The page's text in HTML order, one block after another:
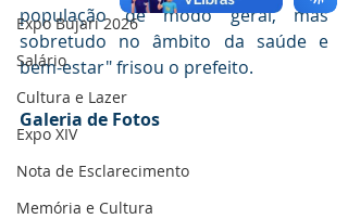
Expo Bujari 2026
Salário
Cultura e Lazer
Expo XIV
Nota de Esclarecimento
Memória e Cultura
população de modo geral, mas
sobretudo no âmbito da saúde e
bem-estar" frisou o prefeito.
Galeria de Fotos